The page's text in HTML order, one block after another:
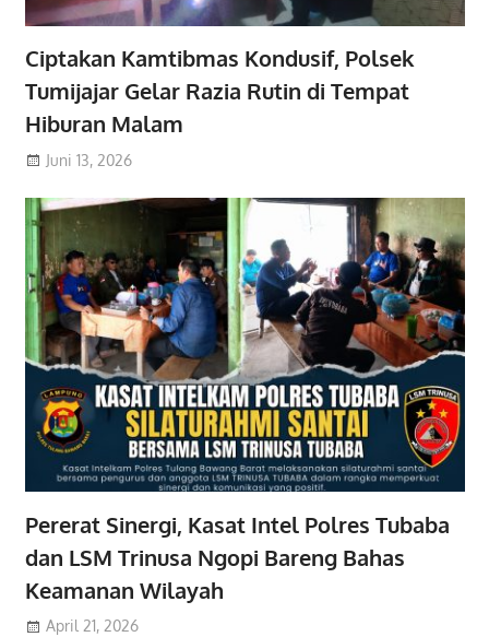
Ciptakan Kamtibmas Kondusif, Polsek
Tumijajar Gelar Razia Rutin di Tempat
Hiburan Malam
Juni 13, 2026
Pererat Sinergi, Kasat Intel Polres Tubaba
dan LSM Trinusa Ngopi Bareng Bahas
Keamanan Wilayah
April 21, 2026